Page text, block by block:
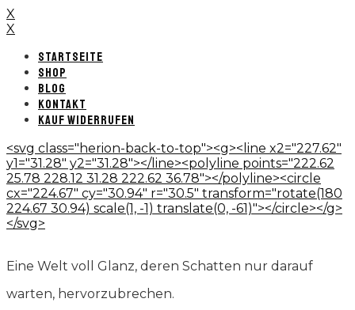
X
X
STARTSEITE
SHOP
BLOG
KONTAKT
KAUF WIDERRUFEN
<svg class="herion-back-to-top"><g><line x2="227.62"
y1="31.28" y2="31.28"></line><polyline points="222.62
25.78 228.12 31.28 222.62 36.78"></polyline><circle
cx="224.67" cy="30.94" r="30.5" transform="rotate(180
224.67 30.94) scale(1, -1) translate(0, -61)"></circle></g>
</svg>
Eine Welt voll Glanz, deren Schatten nur darauf
warten, hervorzubrechen.